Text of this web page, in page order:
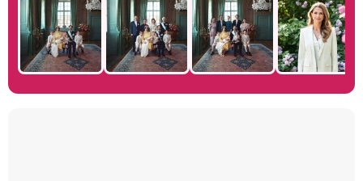
Manu Baqueiro: "Tuve como referente a Bruce Willis en 'Luz de Luna' para mi trabajo en la serie 'Perdiendo el juicio'"